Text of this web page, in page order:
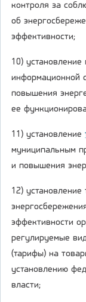
контроля за
об
эффективности;
10) установление
информационной
повышения
ее
11) установление
муниципальным
и повышения
12)
эффективности
регулируемые
(тарифы) на
установлению
власти;